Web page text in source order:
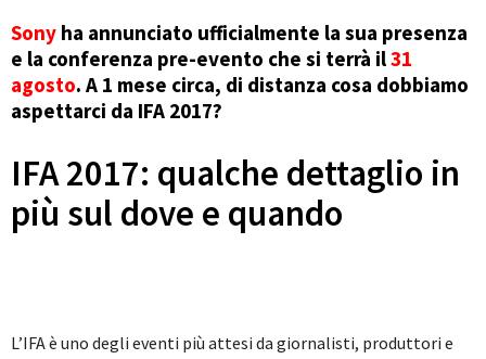
Sony ha annunciato ufficialmente la sua presenza
e la conferenza pre-evento che si terrà il31
agosto. A 1 mese circa, di distanza cosa dobbiamo
aspettarci da IFA 2017?
IFA 2017: qualche dettaglio in
più sul dove e quando
L’IFA è uno degli eventi più attesi da giornalisti, produttori e